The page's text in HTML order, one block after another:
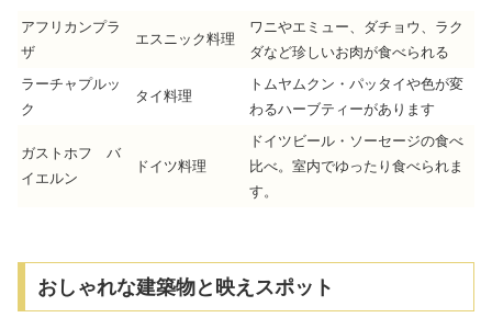
アフリカンプラ
ザ
エスニック料理
ワニやエミュー、ダチョウ、ラク
ダなど珍しいお肉が食べられる
ラーチャプルッ
ク
タイ料理
トムヤムクン・パッタイや色が変
わるハーブティーがあります
ガストホフ バ
イエルン
ドイツ料理
ドイツビール・ソーセージの食べ
比べ。室内でゆったり食べられま
す。
おしゃれな建築物と映えスポット